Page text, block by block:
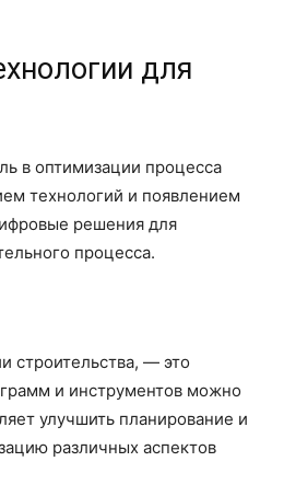
для
в оптимизации процесса
технологий и появлением
решения для
процесса.
строительства, — это
и инструментов можно
улучшить планирование и
различных аспектов